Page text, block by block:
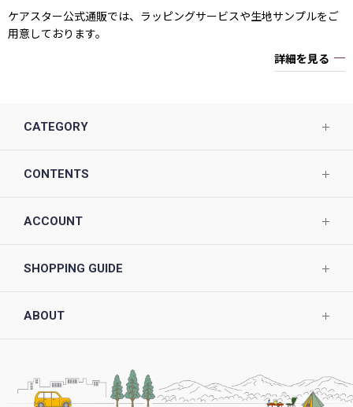
ケアスター公式通販では、ラッピングサービスや生地サンプルをご
用意しております。
詳細を見る
CATEGORY
CONTENTS
ACCOUNT
SHOPPING GUIDE
ABOUT